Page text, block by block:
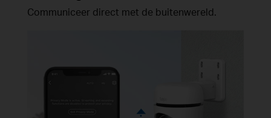
Communiceer direct met de buitenwereld.